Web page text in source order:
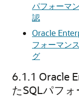
パフォーマ
認
Oracle
フォーマン
グ
6.1.1 Oracle
たSQLパフ